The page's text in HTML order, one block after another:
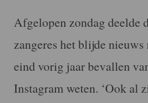
Afgelopen zondag deelde
zangeres het blijde
eind vorig jaar bevallen
Instagram weten. ‘Ook al